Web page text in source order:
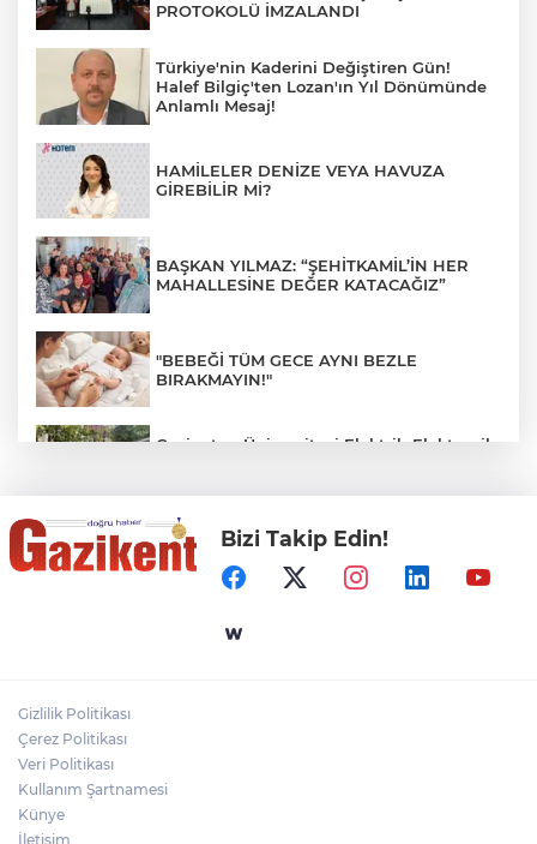
PROTOKOLÜ İMZALANDI
Türkiye'nin Kaderini Değiştiren Gün!
Halef Bilgiç'ten Lozan'ın Yıl Dönümünde
Anlamlı Mesaj!
HAMİLELER DENİZE VEYA HAVUZA
GİREBİLİR Mİ?
BAŞKAN YILMAZ: “ŞEHİTKAMİL’İN HER
MAHALLESİNE DEĞER KATACAĞIZ”
"BEBEĞİ TÜM GECE AYNI BEZLE
BIRAKMAYIN!"
Gaziantep Üniversitesi Elektrik-Elektronik
DERİ KANSERLERİ ERKEN TEŞHİSLE
TEDAVİ EDİLEBİLİR
Gaziantep Şehir Hastanesi'nde Uyku
Bizi Takip Edin!
Gizlilik Politikası
Çerez Politikası
Veri Politikası
Kullanım Şartnamesi
Künye
İletişim